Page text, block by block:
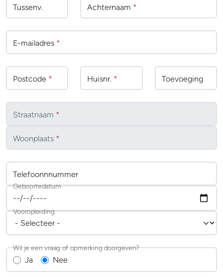
Tussenv. Achternaam *
E-mailadres *
Postcode * Huisnr. * Toevoeging
Straatnaam *
Woonplaats *
Telefoonnnummer
Geboortedatum
Vooropleiding
Ja Nee
Wil je een vraag of opmerking doorgeven?